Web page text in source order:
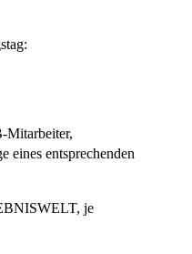
Mitarbeiter,
eines entsprechenden
je